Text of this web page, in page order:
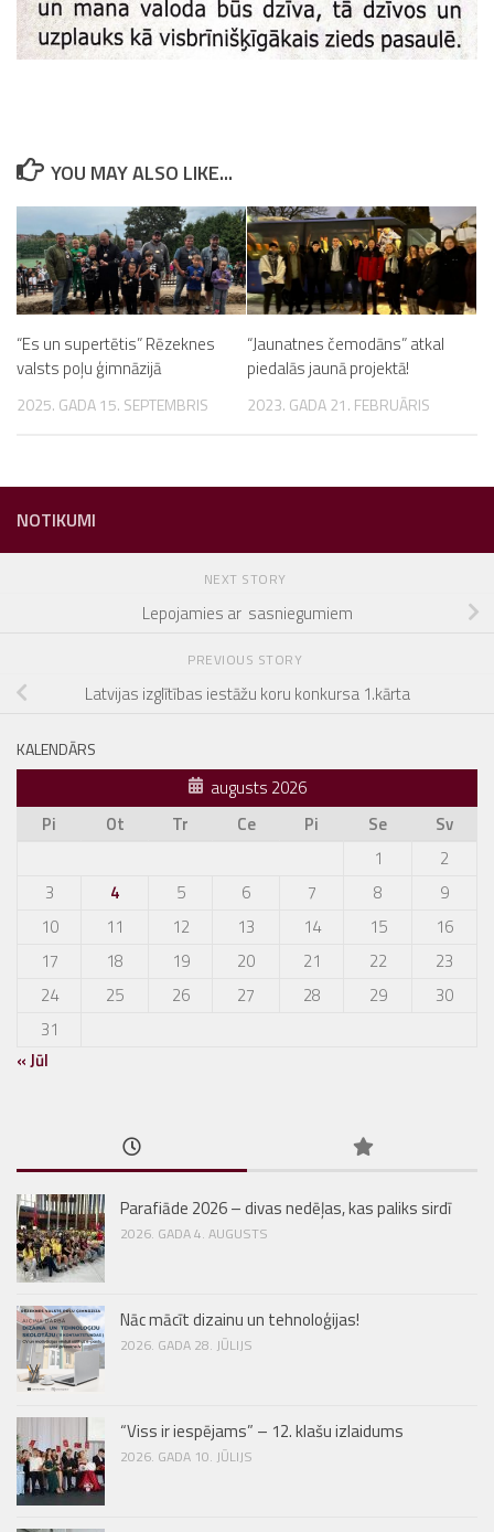
YOU MAY ALSO LIKE...
“Es un supertētis” Rēzeknes
valsts poļu ģimnāzijā
2025. GADA 15. SEPTEMBRIS
“Jaunatnes čemodāns” atkal
piedalās jaunā projektā!
2023. GADA 21. FEBRUĀRIS
NOTIKUMI
NEXT STORY
Lepojamies ar sasniegumiem
PREVIOUS STORY
Latvijas izglītības iestāžu koru konkursa 1.kārta
KALENDĀRS
augusts 2026
Pi
Ot Tr Ce Pi Se
Sv
1
2
3
4 5 6 7 8
9
10
11 12 13 14 15
16
17
18 19 20 21 22
23
24
25 26 27 28 29
30
31
« Jūl
Parafiāde 2026 – divas nedēļas, kas paliks sirdī
2026. GADA 4. AUGUSTS
Nāc mācīt dizainu un tehnoloģijas!
2026. GADA 28. JŪLIJS
“Viss ir iespējams” – 12. klašu izlaidums
2026. GADA 10. JŪLIJS